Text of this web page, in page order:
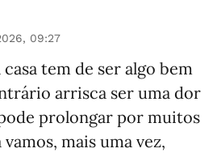
09:27
tem de ser algo bem
arrisca ser uma dor
prolongar por muitos
mais uma vez,